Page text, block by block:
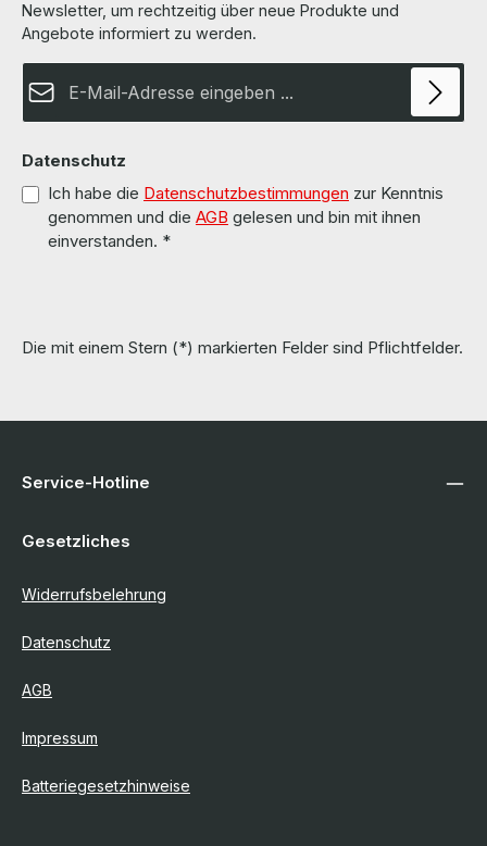
Newsletter, um rechtzeitig über neue Produkte und
Angebote informiert zu werden.
Datenschutz
Ich habe die Datenschutzbestimmungen zur Kenntnis
genommen und die AGB gelesen und bin mit ihnen
einverstanden. *
Die mit einem Stern (*) markierten Felder sind Pflichtfelder.
Service-Hotline
Gesetzliches
Widerrufsbelehrung
Datenschutz
AGB
Impressum
Batteriegesetzhinweise